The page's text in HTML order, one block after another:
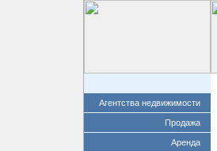
Агентства недвижимости
Продажа
Аренда